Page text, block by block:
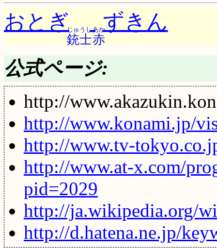
おとぎ
銃士
じゅうし
赤
あかずきん
公式ページ:
http://
http://www.konami.jp/
http://www.tv-
http://www.at-x.com/
pid=2029
http://ja.wikipedia.org/
http://d.hatena.ne.jp/